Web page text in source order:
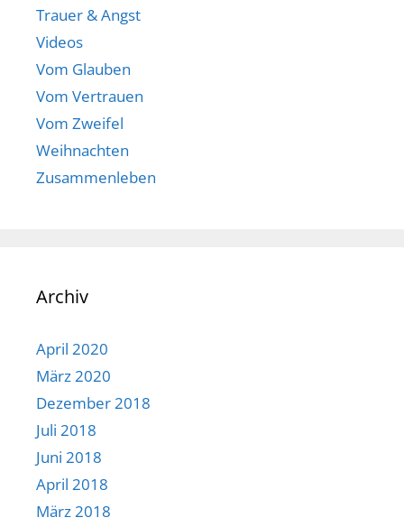
Trauer & Angst
Videos
Vom Glauben
Vom Vertrauen
Vom Zweifel
Weihnachten
Zusammenleben
Archiv
April 2020
März 2020
Dezember 2018
Juli 2018
Juni 2018
April 2018
März 2018